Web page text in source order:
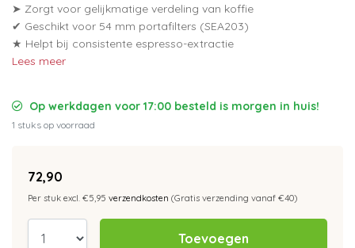
➤ Zorgt voor gelijkmatige verdeling van koffie
✔ Geschikt voor 54 mm portafilters (SEA203)
★ Helpt bij consistente espresso-extractie
Lees meer
Op werkdagen voor 17:00 besteld is morgen in huis!
1 stuks op voorraad
72,90
Per stuk excl. €5,95 verzendkosten (Gratis verzending vanaf €40)
Toevoegen